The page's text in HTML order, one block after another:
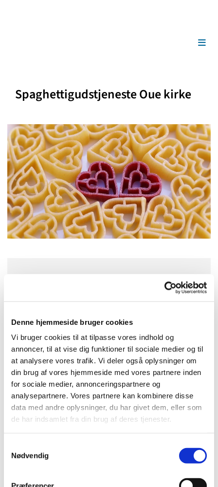
Denne hjemmeside bruger cookies
Vi bruger cookies til at tilpasse vores indhold og
annoncer, til at vise dig funktioner til sociale medier og til
at analysere vores trafik. Vi deler også oplysninger om
din brug af vores hjemmeside med vores partnere inden
for sociale medier, annonceringspartnere og
analysepartnere. Vores partnere kan kombinere disse
data med andre oplysninger, du har givet dem, eller som
de har indsamlet fra din brug af deres tjenester.
Nødvendig
Spaghettigudstjeneste Oue kirke
Onsdag 9. september 2026, kl. 17:30
Hobro
Præst Rasmus Kirketerp